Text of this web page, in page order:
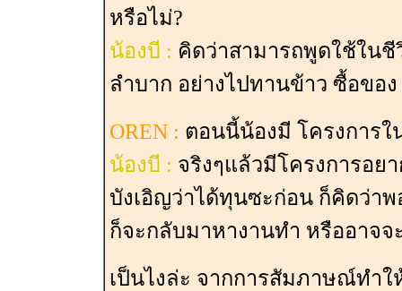
หรือไม่?
น้องบี : คิดว่าสามารถพูดใช้ในชี
ลำบาก อย่างไปทานข้าว ซื้อของ
OREN : ตอนนี้น้องมี โครงการใ
น้องบี : จริงๆแล้วมีโครงการอย
บังเอิญว่าได้ทุนซะก่อน ก็คิดว่า
ก็จะกลับมาหางานทำ หรืออาจ
เป็นไงล่ะ จากการสัมภาษณ์ทำ